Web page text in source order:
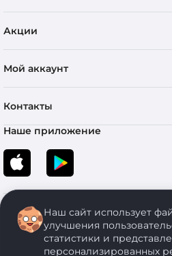
Акции
Мой аккаунт
Контакты
Наше приложение
Наш сайт использует
улучшения
статистики и
персонализированных